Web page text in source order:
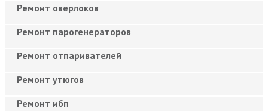
Ремонт оверлоков
Ремонт парогенераторов
Ремонт отпаривателей
Ремонт утюгов
Ремонт ибп